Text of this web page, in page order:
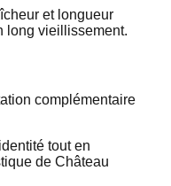
et longueur
long vieillissement.
complémentaire
tout en
de Château